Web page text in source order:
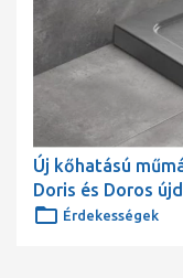
gazdaságosabb, így
Legjobb
költségvetése döntő
választ, biztos lehet
Új kőhatású
Doris és Doros
Érdekességek